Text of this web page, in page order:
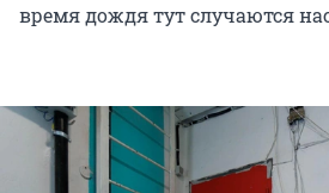
время дождя тут случаются